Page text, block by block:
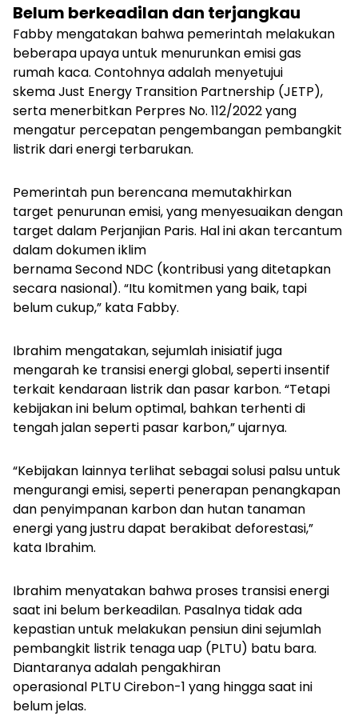
Belum berkeadilan dan terjangkau
Fabby mengatakan bahwa pemerintah melakukan
beberapa upaya untuk menurunkan emisi gas
rumah kaca. Contohnya adalah menyetujui
skema Just Energy Transition Partnership (JETP),
serta menerbitkan Perpres No. 112/2022 yang
mengatur percepatan pengembangan pembangkit
listrik dari energi terbarukan.
Pemerintah pun berencana memutakhirkan
target penurunan emisi, yang menyesuaikan dengan
target dalam Perjanjian Paris. Hal ini akan tercantum
dalam dokumen iklim
bernama Second NDC (kontribusi yang ditetapkan
secara nasional). “Itu komitmen yang baik, tapi
belum cukup,” kata Fabby.
Ibrahim mengatakan, sejumlah inisiatif juga
mengarah ke transisi energi global, seperti insentif
terkait kendaraan listrik dan pasar karbon. “Tetapi
kebijakan ini belum optimal, bahkan terhenti di
tengah jalan seperti pasar karbon,” ujarnya.
“Kebijakan lainnya terlihat sebagai solusi palsu untuk
mengurangi emisi, seperti penerapan penangkapan
dan penyimpanan karbon dan hutan tanaman
energi yang justru dapat berakibat deforestasi,”
kata Ibrahim.
Ibrahim menyatakan bahwa proses transisi energi
saat ini belum berkeadilan. Pasalnya tidak ada
kepastian untuk melakukan pensiun dini sejumlah
pembangkit listrik tenaga uap (PLTU) batu bara.
Diantaranya adalah pengakhiran
operasional PLTU Cirebon-1 yang hingga saat ini
belum jelas.